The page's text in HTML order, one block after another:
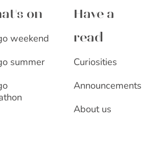
on
weekend
summer
Have a
read
Curiosities
Announcements
About us